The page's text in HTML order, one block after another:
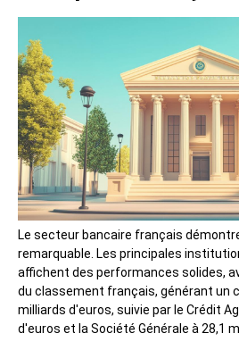
Le secteur bancaire français
remarquable. Les principales
affichent des performances solides,
du classement français, générant un
milliards d'euros, suivie par le Crédit
d'euros et la Société Générale à 28,1